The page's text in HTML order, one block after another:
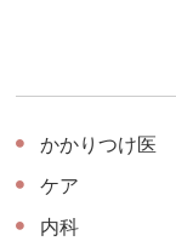
かかりつけ医
ケア
内科